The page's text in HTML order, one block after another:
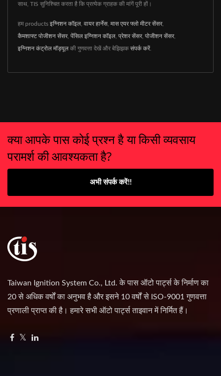
साथ, TIS सुनिश्चित करता है कि प्रत्येक ग्राहक की मांगें पूरी हों।
हम products इग्निशन कॉइल वायर हार्नेस मास एयर फ्लो मीटर सेंसर,
कैमशाफ्ट पोजीशन सेंसर, पेंसिल इग्निशन कॉइल प्रेशर सेंसर, पोजीशन सेंसर,
इग्निशन कंट्रोल मॉड्यूल की गुणवत्ता देखें और बेझिझक संपर्क करें.
क्या आपके पास कोई प्रश्न है या किसी व्यवसाय
परामर्श की आवश्यकता है?
अभी संपर्क करें!!
Taiwan Ignition System Co., Ltd. के पास ऑटो पार्ट्स के निर्माण का
20 से अधिक वर्षों का अनुभव है और इसने 10 वर्षों से ISO-9001 गुणवत्ता
प्रणाली प्राप्त की है। हमारे सभी ऑटो पार्ट्स ताइवान में निर्मित हैं।